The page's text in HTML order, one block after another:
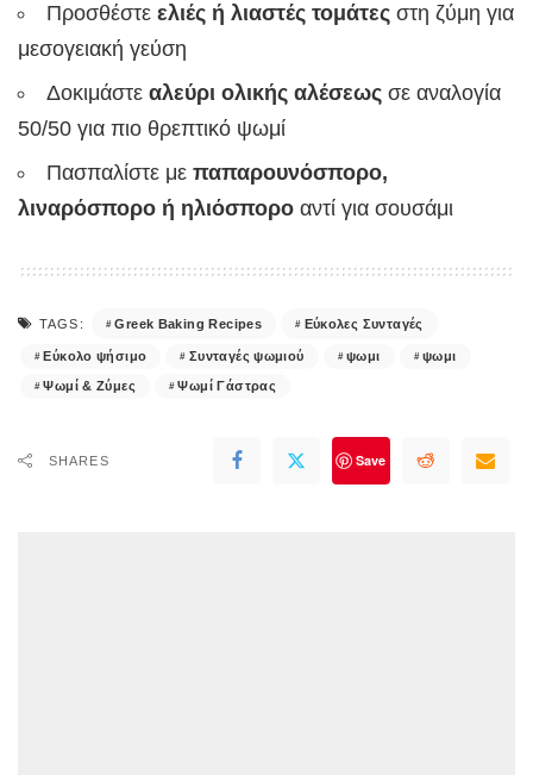
Προσθέστε ελιές ή λιαστές τομάτες στη ζύμη για
μεσογειακή γεύση
Δοκιμάστε αλεύρι ολικής αλέσεως σε αναλογία
50/50 για πιο θρεπτικό ψωμί
Πασπαλίστε με παπαρουνόσπορο,
λιναρόσπορο ή ηλιόσπορο αντί για σουσάμι
TAGS: Greek Baking Recipes Εύκολες Συνταγές
Εύκολο ψήσιμο Συνταγές ψωμιού ψωμι ψωμι
Ψωμί & Ζύμες Ψωμί Γάστρας
SHARES Save